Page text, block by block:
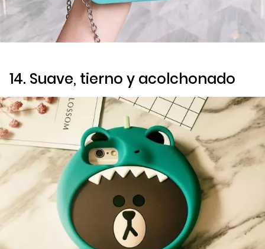
14. Suave, tierno y acolchonado